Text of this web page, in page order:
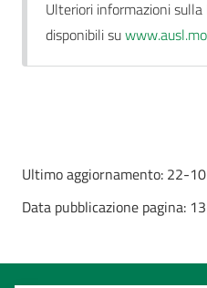
Ulteriori informazioni
disponibili su
Ultimo aggiornamento: 22-
Data pubblicazione pagina: